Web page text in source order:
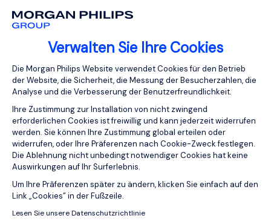
Verwalten Sie Ihre Cookies
Einwilligungsmanagementplattform:
Die Morgan Philips Website verwendet Cookies für den Betrieb
der Website, die Sicherheit, die Messung der Besucherzahlen, die
Analyse und die Verbesserung der Benutzerfreundlichkeit.
Ihre Zustimmung zur Installation von nicht zwingend
erforderlichen Cookies ist freiwillig und kann jederzeit widerrufen
werden. Sie können Ihre Zustimmung global erteilen oder
widerrufen, oder Ihre Präferenzen nach Cookie-Zweck festlegen.
Die Ablehnung nicht unbedingt notwendiger Cookies hat keine
Auswirkungen auf Ihr Surferlebnis.
Um Ihre Prâferenzen später zu ändern, klicken Sie einfach auf den
Link „Cookies” in der Fußzeile.
Lesen Sie unsere Datenschutzrichtlinie
Axeptio consent